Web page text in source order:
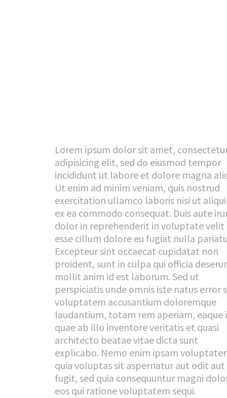
Lorem ipsum dolor sit amet,
adipisicing elit, sed do eiusmod tempor
incididunt ut labore et dolore magna
Ut enim ad minim veniam, quis nostrud
exercitation ullamco laboris nisi ut
ex ea commodo consequat. Duis aute
dolor in reprehenderit in voluptate velit
esse cillum dolore eu fugiat nulla
Excepteur sint occaecat cupidatat non
proident, sunt in culpa qui officia
mollit anim id est laborum. Sed ut
perspiciatis unde omnis iste natus error
voluptatem accusantium doloremque
laudantium, totam rem aperiam, eaque
quae ab illo inventore veritatis et quasi
architecto beatae vitae dicta sunt
explicabo. Nemo enim ipsam
quia voluptas sit aspernatur aut odit aut
fugit, sed quia consequuntur magni
eos qui ratione voluptatem sequi.